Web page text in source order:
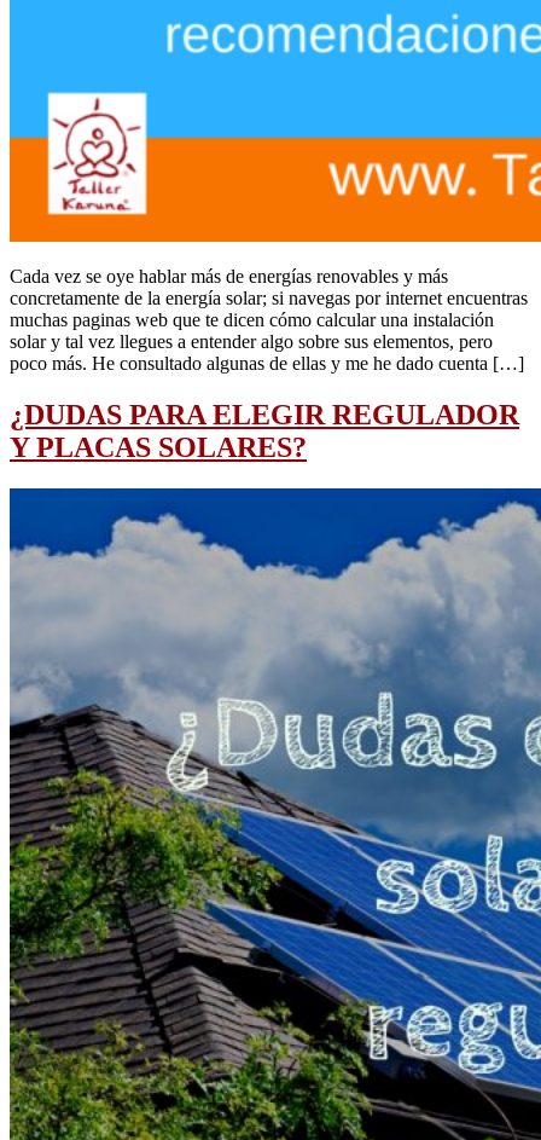
Cada vez se oye hablar más de energías renovables y más
concretamente de la energía solar; si navegas por internet encuentras
muchas paginas web que te dicen cómo calcular una instalación
solar y tal vez llegues a entender algo sobre sus elementos, pero
poco más. He consultado algunas de ellas y me he dado cuenta […]
¿DUDAS PARA ELEGIR REGULADOR
Y PLACAS SOLARES?